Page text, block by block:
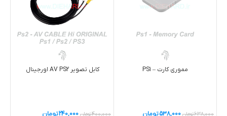
مموري کارت – PS1
638,000تومان 538,000تومان
کابل تصوير AV PS2 اورجينال
400,000تومان 240,000تومان